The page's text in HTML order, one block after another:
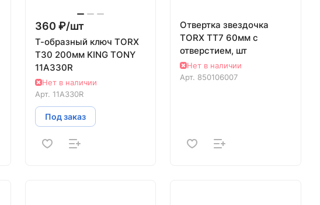
360 ₽/шт
Т-образный ключ TORX
T30 200мм KING TONY
11A330R
Нет в наличии
Арт. 11A330R
Под заказ
Отвертка звездочка
TORX TT7 60мм с
отверстием, шт
Нет в наличии
Арт. 850106007